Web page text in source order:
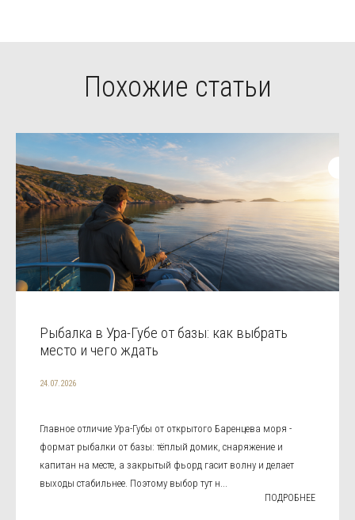
Похожие статьи
Рыбалка в Ура-Губе от базы: как выбрать
место и чего ждать
24.07.2026
Главное отличие Ура-Губы от открытого Баренцева моря -
формат рыбалки от базы: тёплый домик, снаряжение и
капитан на месте, а закрытый фьорд гасит волну и делает
выходы стабильнее. Поэтому выбор тут н...
ПОДРОБНЕЕ